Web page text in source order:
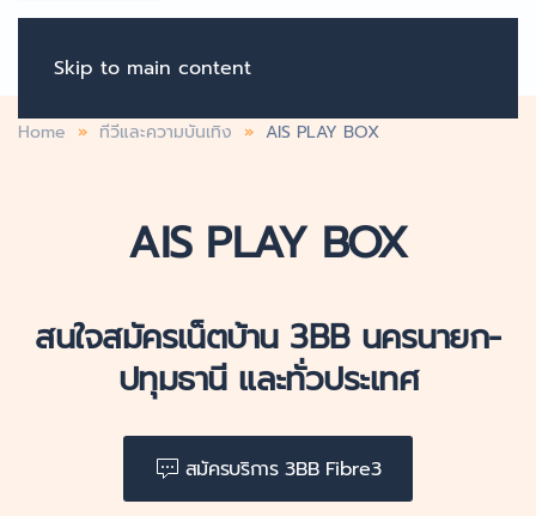
Skip to main content
Home ทีวีและความบันเทิง AIS PLAY BOX
AIS PLAY BOX
สนใจสมัครเน็ตบ้าน 3BB นครนายก-
ปทุมธานี และทั่วประเทศ
สมัครบริการ 3BB Fibre3